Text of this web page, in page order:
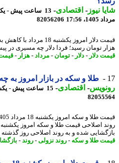
نیوز-اقتصادی-
17:56
82056206
قیمت دلار امروز یکشنبه 18 مرداد با
تومان رسید؛ فردا دلار چه مسیری در پیش
دلار-دلار-تومان-مرداد-هزار - قیمت-
طلا و سکه در بازار امروز به چه
-اقتصادی-15 ساعت پیش - یکشنبه 18 مرداد 1405، 16:18
قیمت
شده و به روند اصلاحی روز گذشته
طلا و سکه-روند نزولی -روند -بازگشایی-